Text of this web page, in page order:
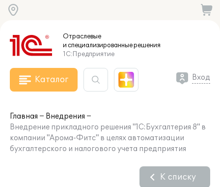
Отраслевые
и специализированныерешения
1С:Предприятие
Каталог Вход
Главная
Внедрения
Внедрение прикладного решения "1С:Бухгалтерия 8" в
компании "Арома-Фитс" в целях автоматизации
бухгалтерского и налогового учета предприятия
К списку